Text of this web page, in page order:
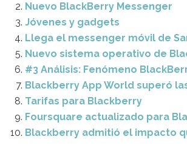
Nuevo BlackBerry Messenger
Jóvenes y gadgets
Llega el messenger móvil de
Nuevo sistema operativo de
#3 Análisis: Fenómeno
Blackberry App World superó
Tarifas para Blackberry
Foursquare actualizado para
Blackberry admitió el impacto